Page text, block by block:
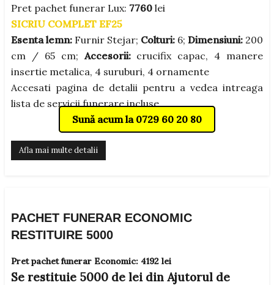
Pret pachet funerar Lux: 7760 lei
SICRIU COMPLET EF25
Esenta lemn: Furnir Stejar; Colturi: 6; Dimensiuni: 200
cm / 65 cm; Accesorii:crucifix capac, 4 manere
insertie metalica, 4 suruburi, 4 ornamente
Accesati pagina de detalii pentru a vedea intreaga
lista de servicii funerare incluse.
Sună acum la 0729 60 20 80
Afla mai multe detalii
PACHET FUNERAR ECONOMIC
RESTITUIRE 5000
Pret pachet funerar Economic: 4192 lei
Se restituie 5000 de lei din Ajutorul de